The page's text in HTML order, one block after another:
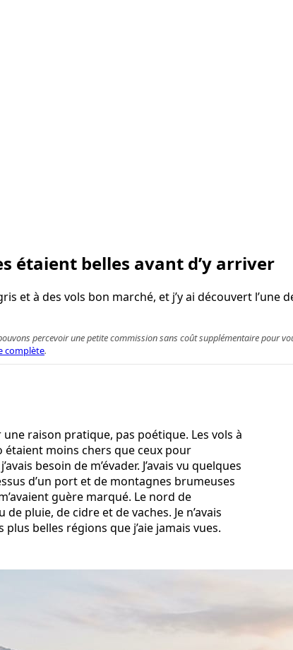
étaient belles avant d’y arriver
et à des vols bon marché, et j’y ai découvert
percevoir une petite commission sans coût supplémentaire pour
complète.
raison pratique, pas poétique. Les vols à
moins chers que ceux pour
besoin de m’évader. J’avais vu quelques
d’un port et de montagnes brumeuses
guère marqué. Le nord de
pluie, de cidre et de vaches. Je n’avais
belles régions que j’aie jamais vues.